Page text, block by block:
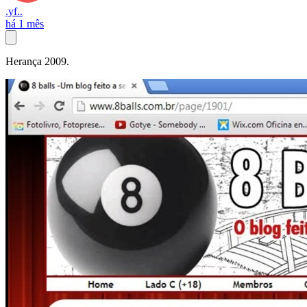
.yf..
há 1 mês
Herança 2009.